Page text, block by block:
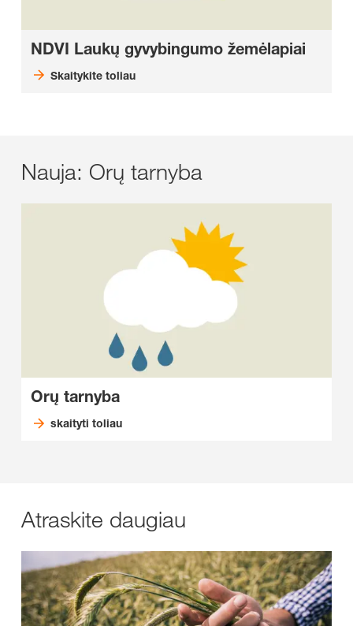
NDVI Laukų gyvybingumo žemėlapiai
Skaitykite toliau
Nauja: Orų tarnyba
Orų tarnyba
skaityti toliau
Atraskite daugiau